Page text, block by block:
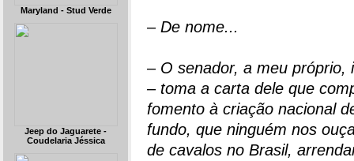
Maryland - Stud Verde
Jeep do Jaguarete -
Coudelaria Jéssica
– De nome...
– O senador, a meu próprio,
– toma a carta dele que
fomento à criação nacional
fundo, que ninguém nos
de cavalos no Brasil,